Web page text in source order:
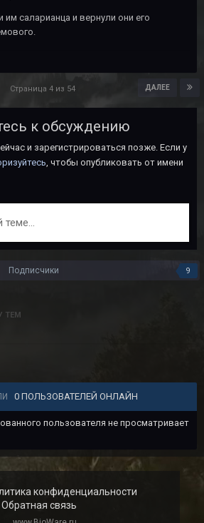
саларианца и вернули они его
ДАЛЕЕ
Страница 4 из 54
к обсуждению
и зарегистрироваться позже. Если у
, чтобы опубликовать от имени
теме...
Подписчики 9
ТЕМ
0 ПОЛЬЗОВАТЕЛЕЙ ОНЛАЙН
пользователя не просматривает
конфиденциальности
Обратная связь